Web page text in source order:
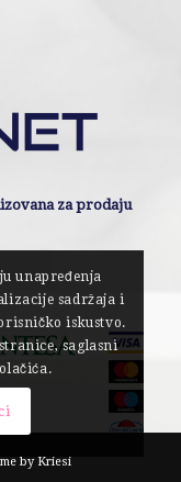
za prodaju
by Kriesi
unapređenja
sadržaja i
iskustvo.
saglasni